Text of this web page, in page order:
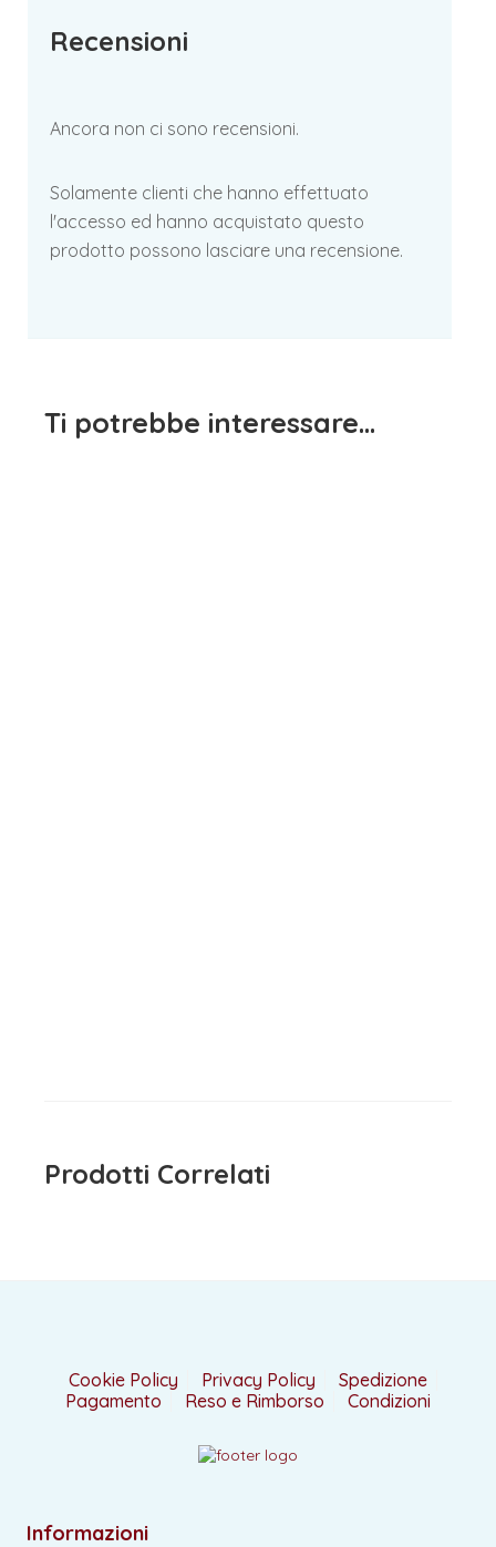
Recensioni
Ancora non ci sono recensioni.
Solamente clienti che hanno effettuato
l'accesso ed hanno acquistato questo
prodotto possono lasciare una recensione.
Ti potrebbe interessare…
Prodotti Correlati
Cookie Policy Privacy Policy
Spedizione
Pagamento
Reso e Rimborso Condizioni
Informazioni